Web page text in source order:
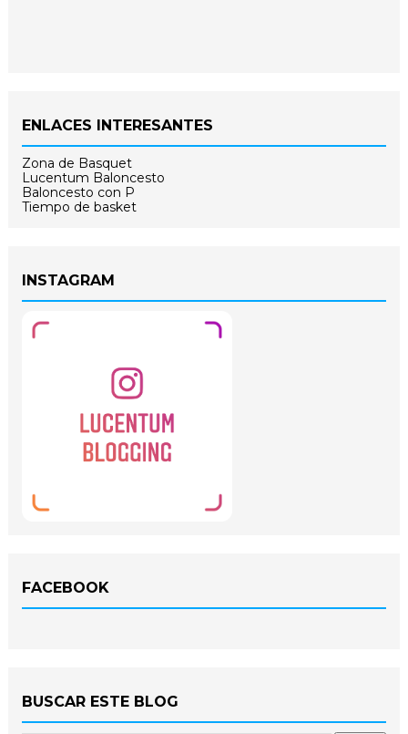
ENLACES INTERESANTES
Zona de Basquet
Lucentum Baloncesto
Baloncesto con P
Tiempo de basket
INSTAGRAM
FACEBOOK
BUSCAR ESTE BLOG